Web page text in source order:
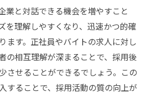
業と対話できる機会を増やすこと
を理解しやすくなり、迅速かつ的確
ます。正社員やバイトの求人に対し
の相互理解が深まることで、採用後
させることができるでしょう。この
することで、採用活動の質の向上が